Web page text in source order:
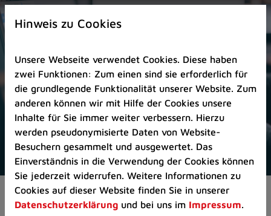
Zur
Startseite
Zum
Seitenanfang
springen
(Schnelltaste
A)
Zur
Navigation/Menü
springen
(Schnelltaste
M)
Zur
Aktuelles Pressemitteilungen
Hinweis zu Cookies
Unsere Webseite verwendet Cookies. Diese haben
zwei Funktionen: Zum einen sind sie erforderlich für
die grundlegende Funktionalität unserer Website. Zum
anderen können wir mit Hilfe der Cookies unsere
Inhalte für Sie immer weiter verbessern. Hierzu
werden pseudonymisierte Daten von Website-
Besuchern gesammelt und ausgewertet. Das
Einverständnis in die Verwendung der Cookies können
Sie jederzeit widerrufen. Weitere Informationen zu
Cookies auf dieser Website finden Sie in unserer
Datenschutzerklärung und bei uns im Impressum.